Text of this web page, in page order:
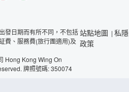
發日期而有所不同，不包括
費、服務費(旅行團適用)及
Hong Kong Wing On
牌照號碼: 350074
站點地圖 | 私隱
政策